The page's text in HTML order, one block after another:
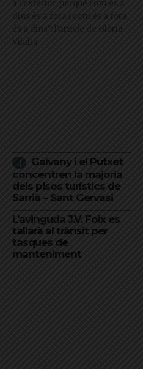
a l’exterior, perquè com és a
dins és a fora i com és a fora
és a dins": l'article de Glòria
Vilalta
Galvany i el Putxet
concentren la majoria
dels pisos turístics de
Sarrià – Sant Gervasi
L’avinguda J.V. Foix es
tallarà al trànsit per
tasques de
manteniment